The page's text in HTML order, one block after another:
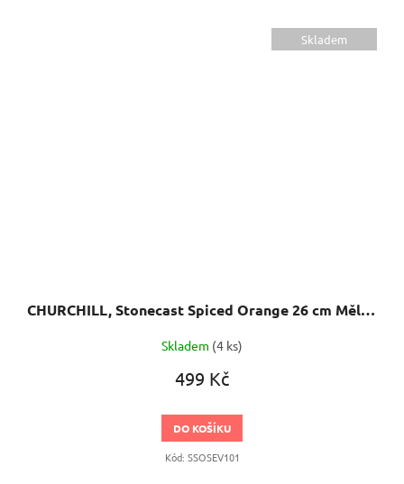
Skladem
CHURCHILL, Stonecast Spiced Orange 26 cm Mělký talíř, ručně zdobený
Skladem (4 ks)
499 Kč
DO KOŠÍKU
Kód: SSOSEV101